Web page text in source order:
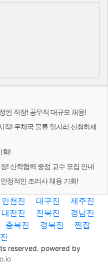
된 직장! 공무직 대규모 채용!
작! 우체국 물류 일자리 신청하세
회!
! 산학협력 중점 교수 모집 안내
정적인 조리사 채용 기회!
인천진 대구진
제주진
대전진 전북진
경남진
충북진 경북진
찐잡
reserved. powered by